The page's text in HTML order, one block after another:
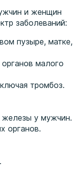
и женщин
заболеваний:
пузыре, матке,
малого
тромбоз.
железы у мужчин.
органов.